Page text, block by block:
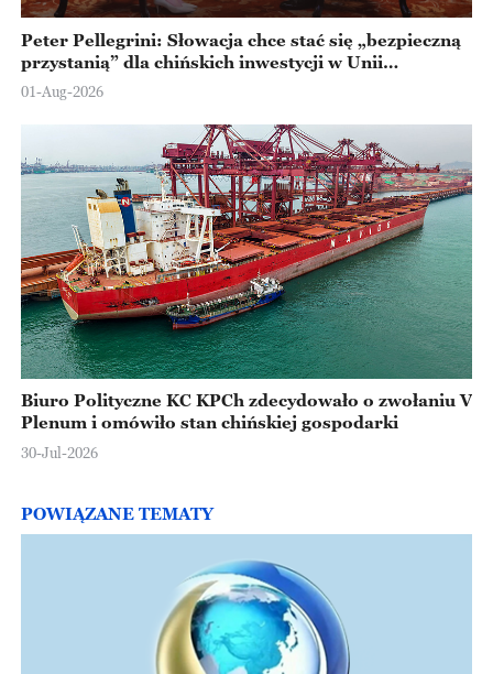
Peter Pellegrini: Słowacja chce stać się „bezpieczną
przystanią” dla chińskich inwestycji w Unii
Europejskiej
01-Aug-2026
Biuro Polityczne KC KPCh zdecydowało o zwołaniu V
Plenum i omówiło stan chińskiej gospodarki
30-Jul-2026
POWIĄZANE TEMATY